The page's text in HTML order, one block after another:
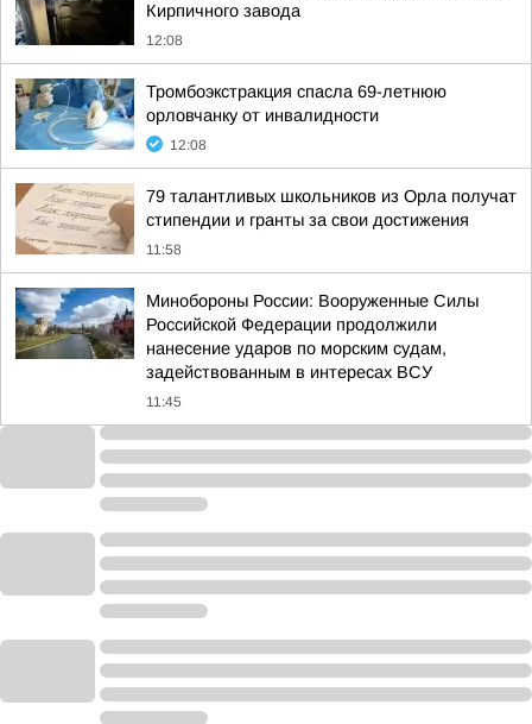
Кирпичного завода
12:08
Тромбоэкстракция спасла 69-летнюю
орловчанку от инвалидности
12:08
79 талантливых школьников из Орла получат
стипендии и гранты за свои достижения
11:58
Минобороны России: Вооруженные Силы
Российской Федерации продолжили
нанесение ударов по морским судам,
задействованным в интересах ВСУ
11:45